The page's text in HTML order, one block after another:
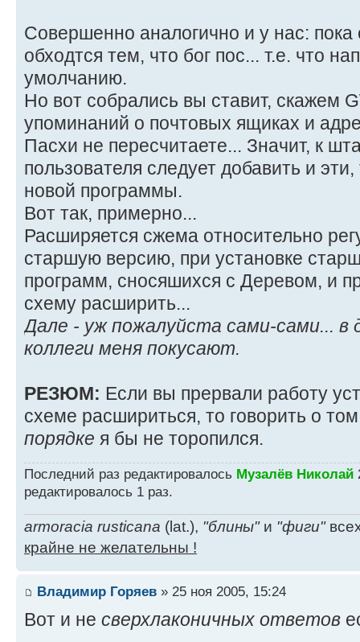
Совершенно аналогично и у нас: пока
обходтся тем, что бог пос... т.е. что
умолчанию.
Но вот собрались вы ставит, скажем
упоминаний о почтовых ящиках и
Пасхи не пересчитаете... Значит, к
пользователя следует добавить и
новой программы.
Вот так, примерно...
Расширяется сжема относительно
старшую версию, при установке
программ, сносяшихся с Деревом, и
схему расширить...
Дале - уж пожалуйста сами-сами... в
коллеги меня покусают.
РЕЗЮМ: Если вы прервали работу
схеме расшириться, то говорить о
порядке я бы не торопился.
Последний раз редактировалось Музалёв Николай
редактировалось 1 раз.
armoracia rusticana (lat.), "блины"и "фиги"
крайне не желательны !
Владимир Горяев » 25 ноя 2005, 15:24
Вот и не сверхлаконичных ответов